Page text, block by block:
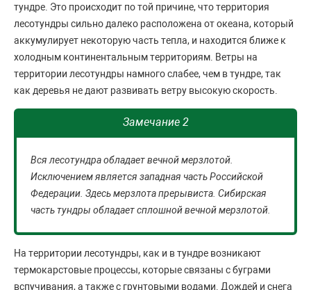
тундре. Это происходит по той причине, что территория
лесотундры сильно далеко расположена от океана, который
аккумулирует некоторую часть тепла, и находится ближе к
холодным континентальным территориям. Ветры на
территории лесотундры намного слабее, чем в тундре, так
как деревья не дают развивать ветру высокую скорость.
Замечание 2
Вся лесотундра обладает вечной мерзлотой.
Исключением является западная часть Российской
Федерации. Здесь мерзлота прерывиста. Сибирская
часть тундры обладает сплошной вечной мерзлотой.
На территории лесотундры, как и в тундре возникают
термокарстовые процессы, которые связаны с буграми
вспучивания, а также с грунтовыми водами. Дождей и снега